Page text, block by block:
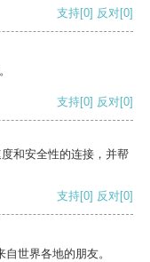
支持[0] 反对[0]
支持[0] 反对[0]
和安全性的连接，并帮
支持[0] 反对[0]
世界各地的朋友。